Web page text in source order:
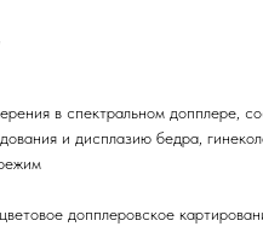
в спектральном допплере,
и дисплазию бедра,
допплеровское